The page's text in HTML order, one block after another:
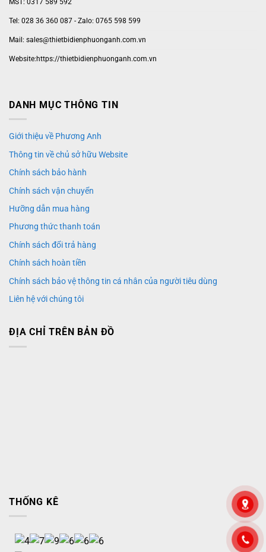
MST: 0317 589 592
Tel: 028 36 360 087 - Zalo: 0765 598 599
Mail: sales@thietbidienphuonganh.com.vn
Website:https://thietbidienphuonganh.com.vn
DANH MỤC THÔNG TIN
Giới thiệu về Phương Anh
Thông tin về chủ sở hữu Website
Chính sách bảo hành
Chính sách vận chuyển
Hưỡng dẫn mua hàng
Phương thức thanh toán
Chính sách đổi trả hàng
Chính sách hoàn tiền
Chính sách bảo vệ thông tin cá nhân của người tiêu dùng
Liên hệ với chúng tôi
ĐỊA CHỈ TRÊN BẢN ĐỒ
THỐNG KÊ